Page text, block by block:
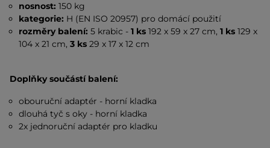
nosnost: 150 kg
kategorie: H (EN ISO 20957) pro domácí použití
rozměry balení:5 krabic -1 ks 192 x 59 x 27 cm,1 ks 129 x
104 x 21 cm, 3 ks 29 x 17 x 12 cm
Doplňky součástí balení:
obouruční adaptér - horní kladka
dlouhá tyč s oky - horní kladka
2x jednoruční adaptér pro kladku